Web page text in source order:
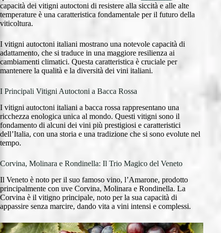
capacità dei vitigni autoctoni di resistere alla siccità e alle alte
temperature è una caratteristica fondamentale per il futuro della
viticoltura.
I vitigni autoctoni italiani mostrano una notevole capacità di
adattamento, che si traduce in una maggiore resilienza ai
cambiamenti climatici. Questa caratteristica è cruciale per
mantenere la qualità e la diversità dei vini italiani.
I Principali Vitigni Autoctoni a Bacca Rossa
I vitigni autoctoni italiani a bacca rossa rappresentano una
ricchezza enologica unica al mondo. Questi vitigni sono il
fondamento di alcuni dei vini più prestigiosi e caratteristici
dell’Italia, con una storia e una tradizione che si sono evolute nel
tempo.
Corvina, Molinara e Rondinella: Il Trio Magico del Veneto
Il Veneto è noto per il suo famoso vino, l’Amarone, prodotto
principalmente con uve Corvina, Molinara e Rondinella. La
Corvina è il vitigno principale, noto per la sua capacità di
appassire senza marcire, dando vita a vini intensi e complessi.